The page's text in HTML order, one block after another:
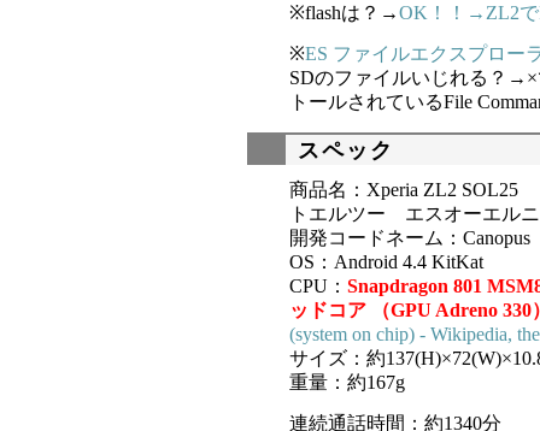
※flashは？→OK！！→ZL2で
※ES ファイルエクスプロー
SDのファイルいじれる？
トールされているFile
スペック
商品名：Xperia ZL2 SOL25
トエルツー エスオーエル
開発コードネーム：Canopus
OS：Android 4.4 KitKat
CPU： Snapdragon 801
ッドコア （GPU Adreno 330
(system on chip) - Wikipedia,
サイズ：約
重量：約167g
連続通話時間：約1340分